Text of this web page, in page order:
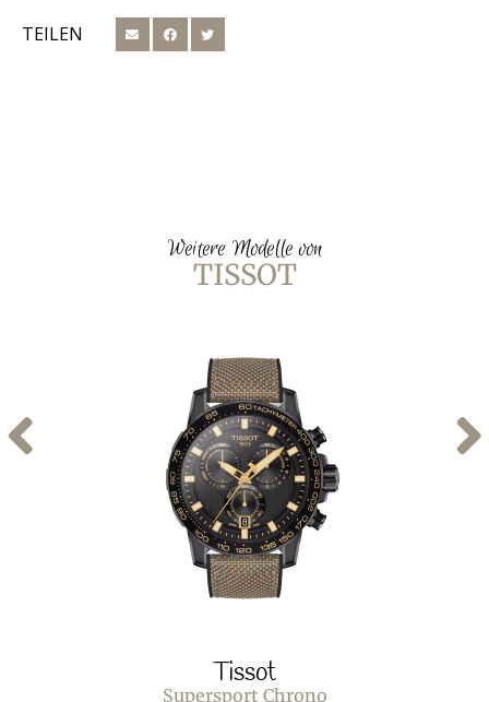
TEILEN
Weitere Modelle von
TISSOT
Tissot
Supersport Chrono